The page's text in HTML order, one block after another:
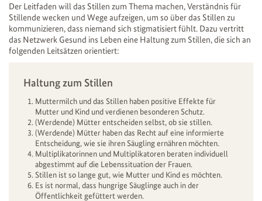
Der Leitfaden will das Stillen zum Thema machen, Verständnis für
Stillende wecken und Wege aufzeigen, um so über das Stillen zu
kommunizieren, dass niemand sich stigmatisiert fühlt. Dazu vertritt
das Netzwerk Gesund ins Leben eine Haltung zum Stillen, die sich an
folgenden Leitsätzen orientiert:
Haltung zum Stillen
Muttermilch und das Stillen haben positive Effekte für
Mutter und Kind und verdienen besonderen Schutz.
(Werdende) Mütter entscheiden selbst, ob sie stillen.
(Werdende) Mütter haben das Recht auf eine informierte
Entscheidung, wie sie ihren Säugling ernähren möchten.
Multiplikatorinnen und Multiplikatoren beraten individuell
abgestimmt auf die Lebenssituation der Frauen.
Stillen ist so lange gut, wie Mutter und Kind es möchten.
Es ist normal, dass hungrige Säuglinge auch in der
Öffentlichkeit gefüttert werden.